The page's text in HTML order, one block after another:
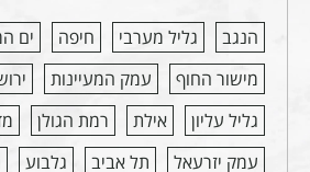
הנגב גליל מערבי חיפה ים
מישור החוף
עמק המעיינות
גליל עליון
אילת רמת הגולן
עמק יזרעאל
תל אביב גלבוע